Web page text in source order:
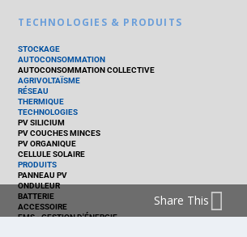
TECHNOLOGIES & PRODUITS
STOCKAGE
AUTOCONSOMMATION
AUTOCONSOMMATION COLLECTIVE
AGRIVOLTAÏSME
RÉSEAU
THERMIQUE
TECHNOLOGIES
PV SILICIUM
PV COUCHES MINCES
PV ORGANIQUE
CELLULE SOLAIRE
PRODUITS
PANNEAU PV
ONDULEUR
BATTERIE
ACCESSOIRE
EMS - GESTION D'ÉNERGIE
Share This